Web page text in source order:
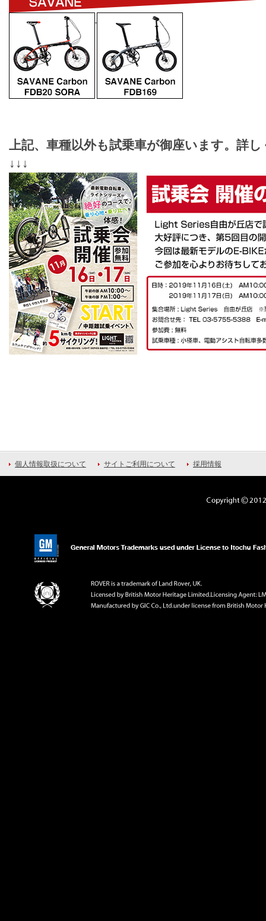
上記、車種以外も試乗車が御座います。詳
↓↓↓
個人情報取扱について サイトご利用について 採用情報